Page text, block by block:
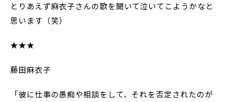
とりあえず麻衣子さんの歌を聞いて泣いてこようかなと
思います（笑）
★★★
藤田麻衣子
「彼に仕事の愚痴や相談をして、それを否定されたのが